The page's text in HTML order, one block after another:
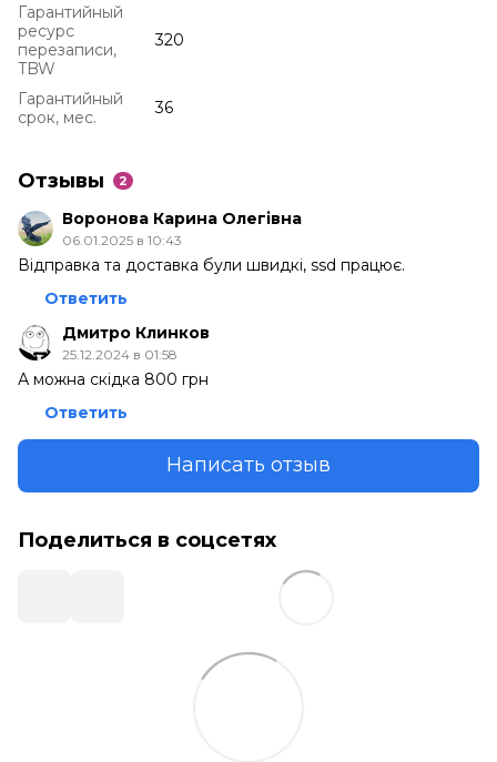
Гарантийный
ресурс
перезаписи,
TBW
320
Гарантийный
срок, мес.
36
Отзывы 2
Воронова Карина Олегівна
06.01.2025 в 10:43
Відправка та доставка були швидкі, ssd працює.
Ответить
Дмитро Клинков
25.12.2024 в 01:58
А можна скідка 800 грн
Ответить
Написать отзыв
Поделиться в соцсетях